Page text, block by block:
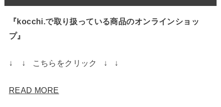
『kocchi.で取り扱っている商品のオンラインショッ
プ』
↓ ↓ こちらをクリック ↓ ↓
READ MORE